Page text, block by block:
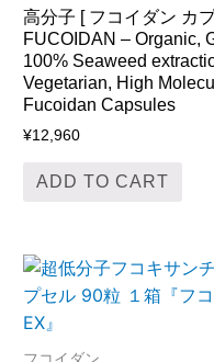
高分子 [ フコイダン カ
FUCOIDAN – Organic,
100% Seaweed
Vegetarian, High
Fucoidan Capsules
¥12,960
ADD TO CART